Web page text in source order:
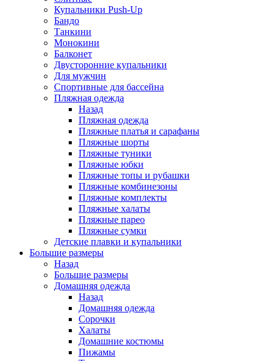
Купальники Push-Up
Бандо
Танкини
Монокини
Балконет
Двусторонние купальники
Для мужчин
Спортивные для бассейна
Пляжная одежда
Назад
Пляжная одежда
Пляжные платья и сарафаны
Пляжные шорты
Пляжные туники
Пляжные юбки
Пляжные топы и рубашки
Пляжные комбинезоны
Пляжные комплекты
Пляжные халаты
Пляжные парео
Пляжные сумки
Детские плавки и купальники
Большие размеры
Назад
Большие размеры
Домашняя одежда
Назад
Домашняя одежда
Сорочки
Халаты
Домашние костюмы
Пижамы